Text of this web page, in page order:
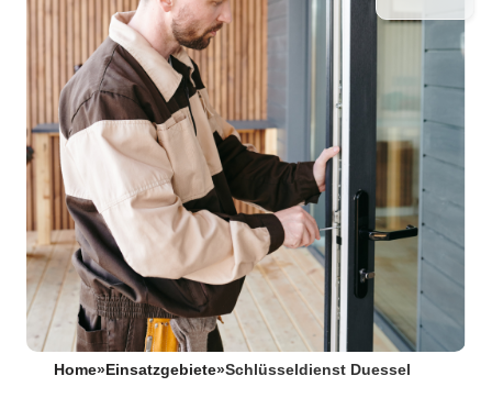
Home» Einsatzgebiete»Schlüsseldienst Duessel